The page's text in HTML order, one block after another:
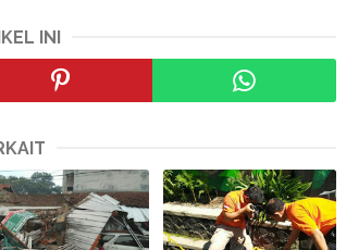
INI